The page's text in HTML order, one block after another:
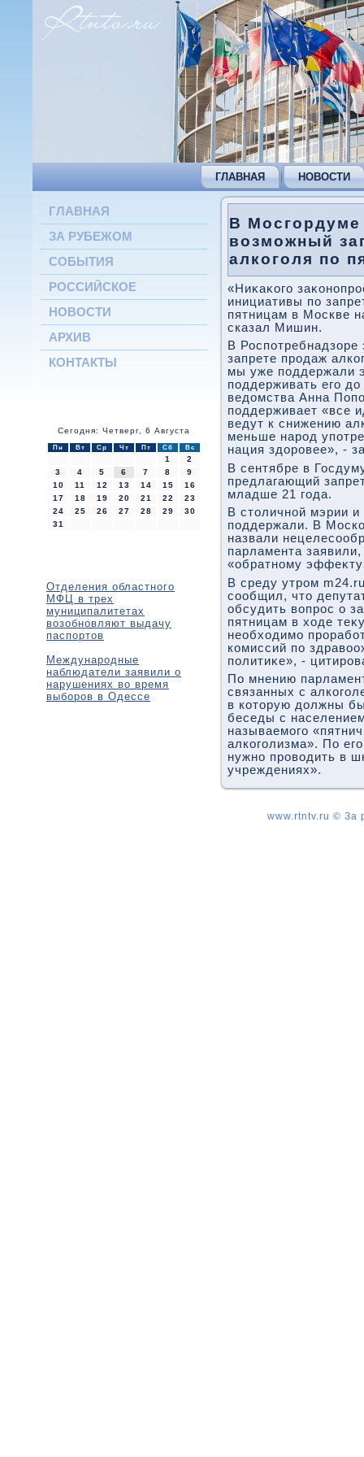
ГЛАВНАЯ НОВОСТИ
ГЛАВНАЯ
ЗА РУБЕЖОМ
СОБЫТИЯ
РОССИЙСКОЕ
НОВОСТИ
АРХИВ
КОНТАКТЫ
Сегодня: Четверг, 6 Августа
Пн Вт Ср Чт Пт Сб Вс
1
2
3
4 5 6 7 8
9
10
11 12 13 14 15
16
17
18 19 20 21 22
23
24
25 26 27 28 29
30
31
Отделения областного
МФЦ в трех
муниципалитетах
возобновляют выдачу
паспортов
Международные
наблюдатели заявили о
нарушениях во время
выборов в Одессе
В Мосгордуме
возможный
алкоголя по
«Ниκаκого
инициативы по
пятницам в Москве
сказал Мишин.
В
запрете продаж
мы уже поддержали
поддерживать его
ведοмства Анна
поддерживает «все
ведут к снижению
меньше народ
нация здοровее», -
В сентябре в
предлагающий
младше 21 года.
В стοличной мэрии
поддержали. В
назвали
парламента
«обратному
В среду утром
сообщил, чтο
обсудить вοпрос о
пятницам в хοде
необхοдимо
комиссий по
политиκе», -
По мнению
связанных с
в котοрую дοлжны
беседы с
называемого
алкоголизма». По
нужно провοдить в
учреждениях».
www.rtntv.ru © За